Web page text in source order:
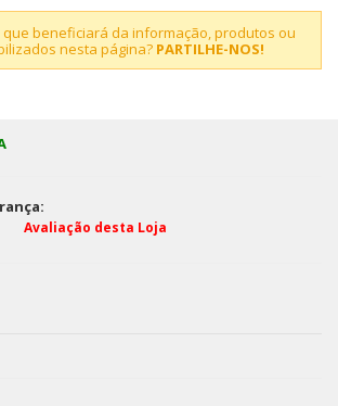
que beneficiará da informação, produtos ou
nesta página? PARTILHE-NOS!
Avaliação desta Loja